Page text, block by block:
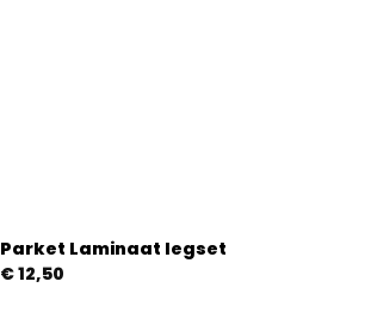
Parket Laminaat legset
€12,50